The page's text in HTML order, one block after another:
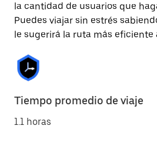
la cantidad de usuarios que
Puedes viajar sin estrés
le sugerirá la ruta más eficiente
Tiempo promedio de viaje
1.1 horas